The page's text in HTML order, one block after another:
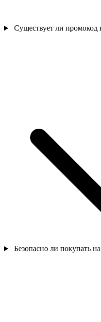
Существует ли промокод
Безопасно ли покупать